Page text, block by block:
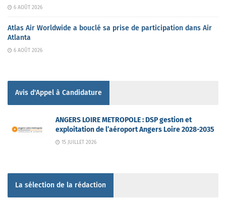
6 AOÛT 2026
Atlas Air Worldwide a bouclé sa prise de participation dans Air
Atlanta
6 AOÛT 2026
Avis d'Appel à Candidature
ANGERS LOIRE METROPOLE : DSP gestion et
exploitation de l’aéroport Angers Loire 2028-2035
15 JUILLET 2026
La sélection de la rédaction